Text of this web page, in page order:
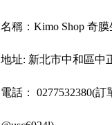
名稱： Kimo Shop 奇
地址: 新北市中和區中
電話： 0277532380(